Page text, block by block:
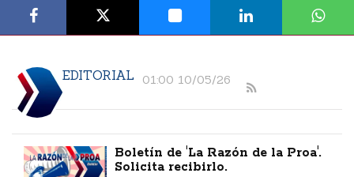
EDITORIAL 01:00 10/05/26
Boletín de 'La Razón de la Proa'.
Solicita recibirlo.